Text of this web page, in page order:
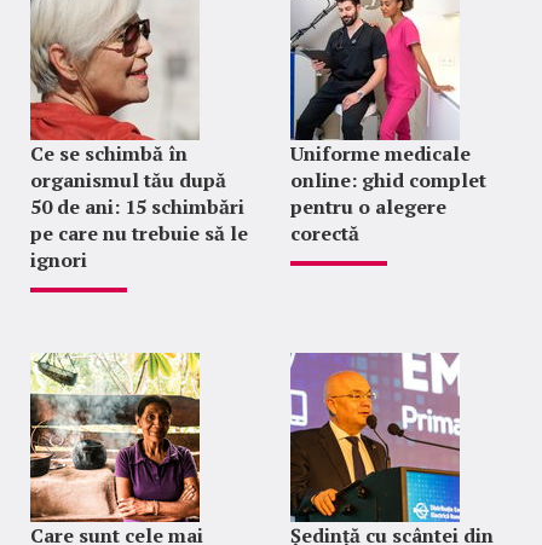
Ce se schimbă în
organismul tău după
50 de ani: 15 schimbări
pe care nu trebuie să le
ignori
Uniforme medicale
online: ghid complet
pentru o alegere
corectă
Care sunt cele mai Ședință cu scântei din